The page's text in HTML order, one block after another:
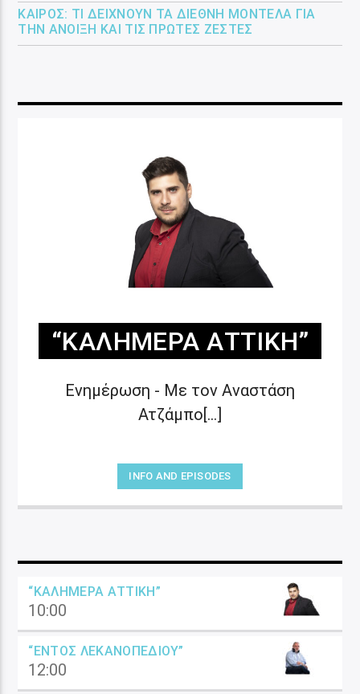
ΚΑΙΡΌΣ: ΤΙ ΔΕΊΧΝΟΥΝ ΤΑ ΔΙΕΘΝΉ ΜΟΝΤΈΛΑ ΓΙΑ
ΤΗΝ ΆΝΟΙΞΗ ΚΑΙ ΤΙΣ ΠΡΏΤΕΣ ΖΈΣΤΕΣ
“ΚΑΛΗΜΈΡΑ ΑΤΤΙΚΉ”
Ενημέρωση - Με τον Αναστάση
Ατζάμπο[...]
INFO AND EPISODES
“ΚΑΛΗΜΈΡΑ ΑΤΤΙΚΉ”
10:00
“ΕΝΤΌΣ ΛΕΚΑΝΟΠΕΔΊΟΥ”
12:00